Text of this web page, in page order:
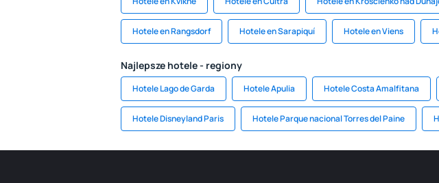
Hotele en Rangsdorf Hotele en Sarapiquí Hotele en Viens
Najlepsze hotele - regiony
Hotele Lago de Garda Hotele Apulia Hotele Costa Amalfitana
Hotele Disneyland Paris Hotele Parque nacional Torres del Paine